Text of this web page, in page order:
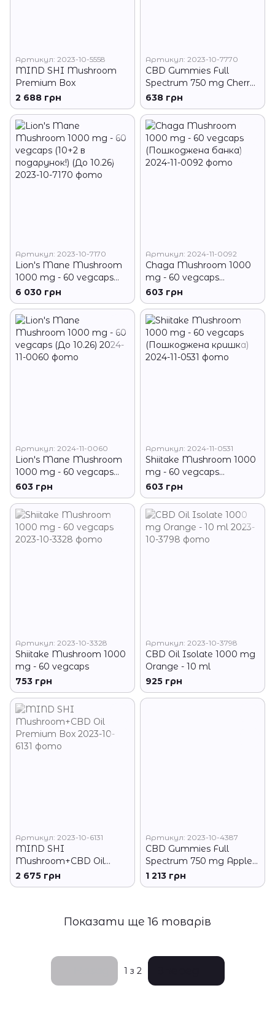
Артикул: 2023-10-5558
MIND SHI Mushroom
Premium Box
2 688 грн
Артикул: 2023-10-7770
CBD Gummies Full
Spectrum 750 mg Cherry
& Banana - 30 gummies
(До 08.26)
638 грн
Артикул: 2023-10-7170
Lion's Mane Mushroom
1000 mg - 60 vegcaps
(10+2 в подарунок!) (До
10.26)
6 030 грн
Артикул: 2024-11-0092
Chaga Mushroom 1000
mg - 60 vegcaps
(Пошкоджена банка)
603 грн
Артикул: 2024-11-0060
Lion's Mane Mushroom
1000 mg - 60 vegcaps
(До 10.26)
603 грн
Артикул: 2024-11-0531
Shiitake Mushroom 1000
mg - 60 vegcaps
(Пошкоджена кришка)
603 грн
Артикул: 2023-10-3328
Shiitake Mushroom 1000
mg - 60 vegcaps
753 грн
Артикул: 2023-10-3798
CBD Oil Isolate 1000 mg
Orange - 10 ml
925 грн
Артикул: 2023-10-6131
MIND SHI
Mushroom+CBD Oil
Premium Box
2 675 грн
Артикул: 2023-10-4387
CBD Gummies Full
Spectrum 750 mg Apple
& Lemon - 30 gummies
1 213 грн
Показати ще 16 товарів
1 з 2